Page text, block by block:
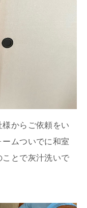
からご依頼をい
ムついでに和室
とで灰汁洗いで